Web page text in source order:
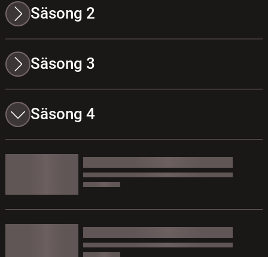
Säsong 2
Säsong 3
Säsong 4